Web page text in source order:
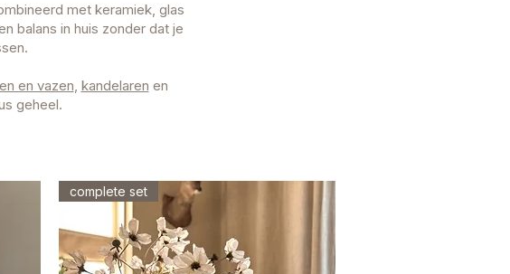
met keramiek, glas
balans in huis zonder dat je
en vazen, kandelaren en
geheel.
complete set